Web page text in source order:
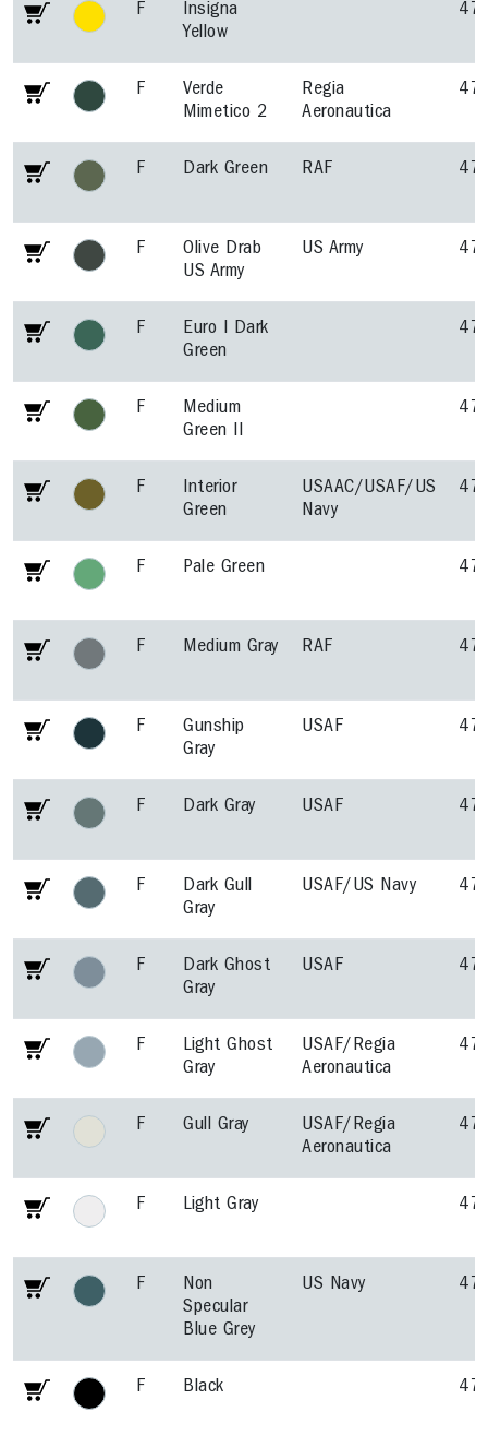
F
Insigna
Yellow
F
Verde
Mimetico 2
Regia
Aeronautica
F Dark Green RAF
F
Olive Drab
US Army
US Army
F
Euro I Dark
Green
F
Medium
Green II
F
Interior
Green
USAAC/USAF/US
Navy
F Pale Green
F Medium Gray RAF
F
Gunship
Gray
USAF
F Dark Gray USAF
F
Dark Gull
Gray
USAF/US Navy
F
Dark Ghost
Gray
USAF
F
Light Ghost
Gray
USAF/Regia
Aeronautica
F Gull Gray
USAF/Regia
Aeronautica
F Light Gray
F
Non
Specular
Blue Grey
US Navy
F Black